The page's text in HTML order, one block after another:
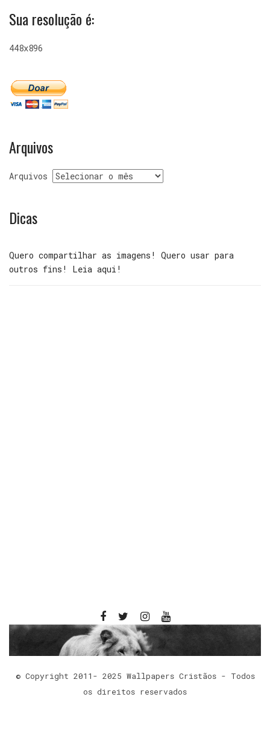
Sua resolução é:
448x896
Arquivos
Arquivos
Dicas
Quero compartilhar as imagens! Quero usar para
outros fins! Leia aqui!
© Copyright 2011- 2025 Wallpapers Cristãos - Todos
os direitos reservados